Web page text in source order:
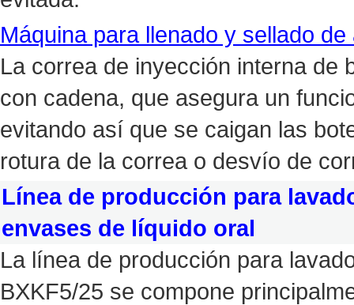
Máquina para llenado y sellado
La correa de inyección interna de
con cadena, que asegura un
evitando así que se caigan las
rotura de la correa o desvío de
Línea de producción para
envases de líquido oral
La línea de producción para
BXKF5/25 se compone